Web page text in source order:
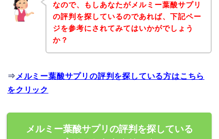
なので、もしあなたがメルミー葉酸サプリ
の評判を探しているのであれば、下記ペー
ジを参考にされてみてはいかがでしょう
か？
⇒ メルミー葉酸サプリの評判を探している方はこちら
をクリック
メルミー葉酸サプリの評判を探している